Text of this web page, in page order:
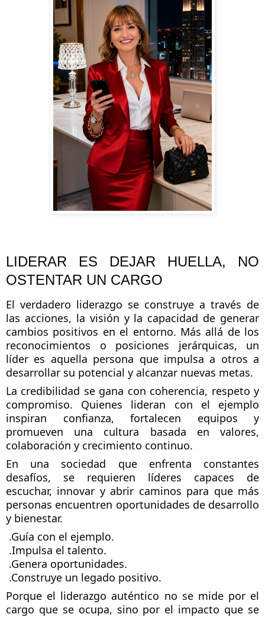
LIDERAR ES DEJAR HUELLA, NO
OSTENTAR UN CARGO
El verdadero liderazgo se construye a través de
las acciones, la visión y la capacidad de generar
cambios positivos en el entorno. Más allá de los
reconocimientos o posiciones jerárquicas, un
líder es aquella persona que impulsa a otros a
desarrollar su potencial y alcanzar nuevas metas.
La credibilidad se gana con coherencia, respeto y
compromiso. Quienes lideran con el ejemplo
inspiran confianza, fortalecen equipos y
promueven una cultura basada en valores,
colaboración y crecimiento continuo.
En una sociedad que enfrenta constantes
desafíos, se requieren líderes capaces de
escuchar, innovar y abrir caminos para que más
personas encuentren oportunidades de desarrollo
y bienestar.
.Guía con el ejemplo.
.Impulsa el talento.
.Genera oportunidades.
.Construye un legado positivo.
Porque el liderazgo auténtico no se mide por el
cargo que se ocupa, sino por el impacto que se